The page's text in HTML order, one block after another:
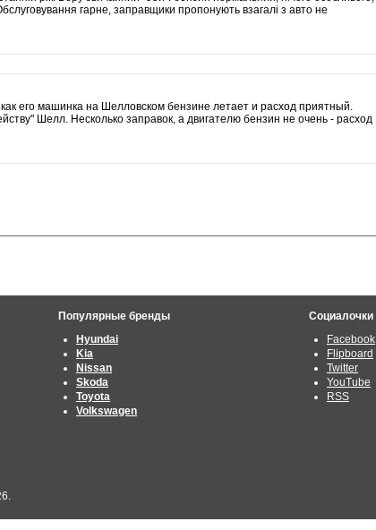
гарне, заправщики пропонують взагалі з авто не
как его машинка на Шелловском бензине летает и расход приятный.
Шелл. Несколько заправок, а двигателю бензин не очень - расход
Популярные бренды
Hyundai
Kia
Nissan
Skoda
Toyota
Volkswagen
Социалочки
Facebook
Flipboard
Twitter
YouTube
RSS